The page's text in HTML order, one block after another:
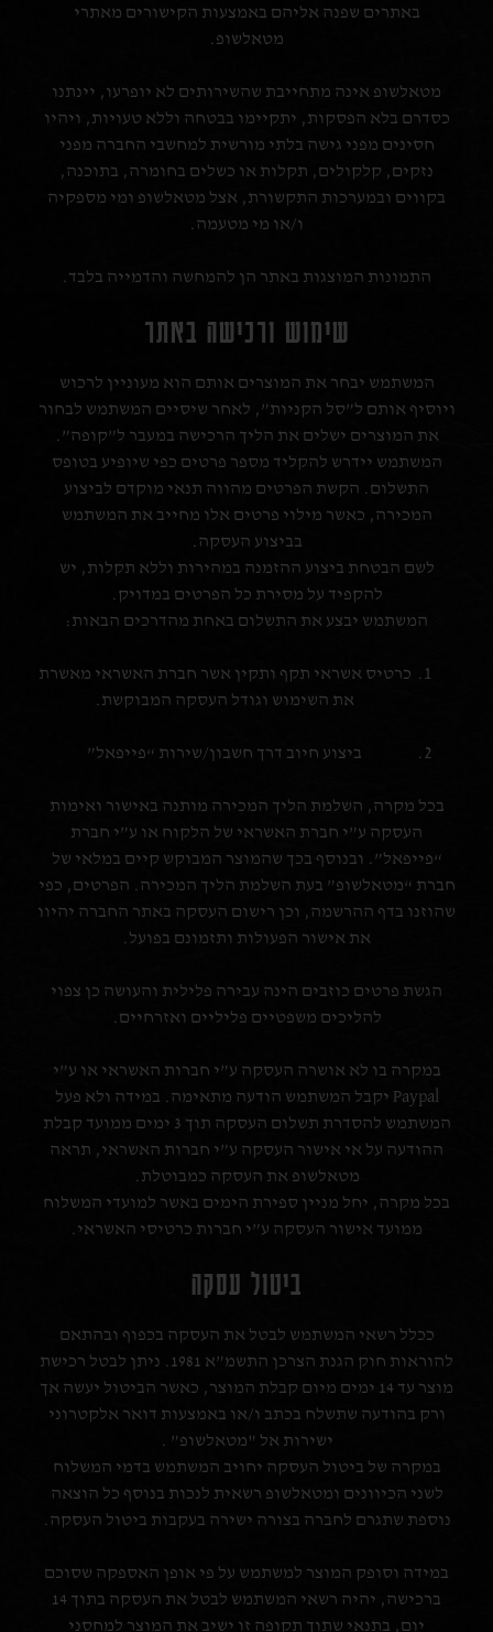
באתרים שפנה אליהם באמצעות הקישורים מאתרי
מטאלשופ.
מטאלשופ אינה מתחייבת שהשירותים לא יופרעו, יינתנו
כסדרם בלא הפסקות, יתקיימו בבטחה וללא טעויות, ויהיו
חסינים מפני גישה בלתי מורשית למחשבי החברה מפני
נזקים, קלקולים, תקלות או כשלים בחומרה, בתוכנה,
בקווים ובמערכות התקשורת, אצל מטאלשופ ומי מספקיה
ו/או מי מטעמה.
התמונות המוצגות באתר הן להמחשה והדמייה בלבד.
שימוש ורכישה באתר
המשתמש יבחר את המוצרים אותם הוא מעוניין לרכוש
ויוסיף אותם ל”סל הקניות”, לאחר שיסיים המשתמש לבחור
את המוצרים ישלים את הליך הרכישה במעבר ל”קופה”.
המשתמש יידרש להקליד מספר פרטים כפי שיופיע בטופס
התשלום. הקשת הפרטים מהווה תנאי מוקדם לביצוע
המכירה, כאשר מילוי פרטים אלו מחייב את המשתמש
בביצוע העסקה.
לשם הבטחת ביצוע ההזמנה במהירות וללא תקלות, יש
להקפיד על מסירת כל הפרטים במדויק.
המשתמש יבצע את התשלום באחת מהדרכים הבאות:
כרטיס אשראי תקף ותקין אשר חברת האשראי מאשרת
את השימוש וגודל העסקה המבוקשת.
ביצוע חיוב דרך חשבון/שירות “פייפאל”
בכל מקרה, השלמת הליך המכירה מותנה באישור ואימות
העסקה ע”י חברת האשראי של הלקוח או ע”י חברת
“פייפאל”. ובנוסף בכך שהמוצר המבוקש קיים במלאי של
חברת “מטאלשופ” בעת השלמת הליך המכירה. הפרטים, כפי
שהוזנו בדף ההרשמה, וכן רישום העסקה באתר החברה יהיוו
את אישור הפעולות ותזמונם בפועל.
הגשת פרטים כוזבים הינה עבירה פלילית והעושה כן צפוי
להליכים משפטיים פליליים ואזרחיים.
במקרה בו לא אושרה העסקה ע”י חברות האשראי או ע”י
Paypal יקבל המשתמש הודעה מתאימה. במידה ולא פעל
המשתמש להסדרת תשלום העסקה תוך 3 ימים ממועד קבלת
ההודעה על אי אישור העסקה ע”י חברות האשראי, תראה
מטאלשופ את העסקה כמבוטלת.
בכל מקרה, יחל מניין ספירת הימים באשר למועדי המשלוח
ממועד אישור העסקה ע”י חברות כרטיסי האשראי.
ביטול עסקה
ככלל רשאי המשתמש לבטל את העסקה בכפוף ובהתאם
להוראות חוק הגנת הצרכן התשמ”א 1981. ניתן לבטל רכישת
מוצר עד 14 ימים מיום קבלת המוצר, כאשר הביטול יעשה אך
ורק בהודעה שתשלח בכתב ו/או באמצעות דואר אלקטרוני
ישירות אל "מטאלשופ” .
במקרה של ביטול העסקה יחויב המשתמש בדמי המשלוח
לשני הכיוונים ומטאלשופ רשאית לנכות בנוסף כל הוצאה
נוספת שתגרם לחברה בצורה ישירה בעקבות ביטול העסקה.
במידה וסופק המוצר למשתמש על פי אופן האספקה שסוכם
ברכישה, יהיה רשאי המשתמש לבטל את העסקה בתוך 14
יום, בתנאי שתוך תקופה זו ישיב את המוצר למחסני